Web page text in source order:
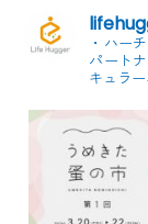
・ハー
パート
キュラ